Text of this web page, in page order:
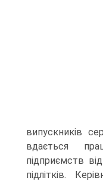
випускників
вдається
підприємств
підлітків.